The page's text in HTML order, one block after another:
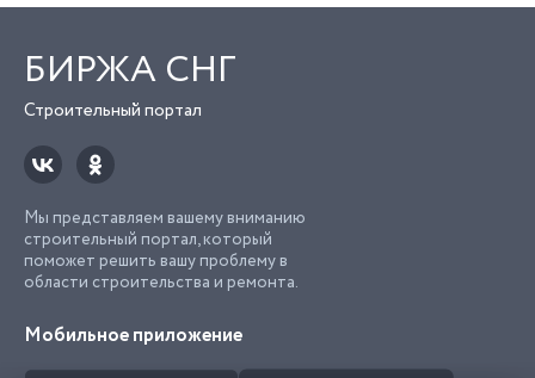
БИРЖА СНГ
Строительный портал
Мы представляем вашему вниманию
строительный портал, который
поможет решить вашу проблему в
области строительства и ремонта.
Мобильное приложение